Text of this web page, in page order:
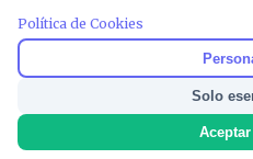
Noticias y análisis de
inversión y política.
para entender lo que
Política de Cookies
Solo